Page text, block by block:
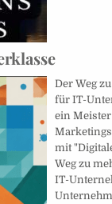
Der Weg
für IT-
ein Meister
mit
Weg zu
IT-